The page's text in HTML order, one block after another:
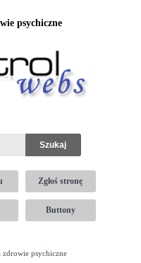
psychiczne
Zgłoś stronę
Buttony
zdrowie psychiczne